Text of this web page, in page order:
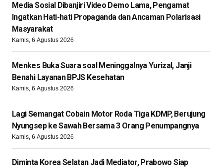
Media Sosial Dibanjiri Video Demo Lama, Pengamat
Ingatkan Hati-hati Propaganda dan Ancaman Polarisasi
Masyarakat
Kamis, 6 Agustus 2026
Menkes Buka Suara soal Meninggalnya Yurizal, Janji
Benahi Layanan BPJS Kesehatan
Kamis, 6 Agustus 2026
Lagi Semangat Cobain Motor Roda Tiga KDMP, Berujung
Nyungsep ke Sawah Bersama 3 Orang Penumpangnya
Kamis, 6 Agustus 2026
Diminta Korea Selatan Jadi Mediator, Prabowo Siap